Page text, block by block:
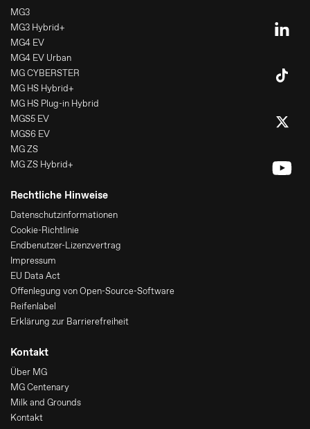
MG3
MG3 Hybrid+
MG4 EV
MG4 EV Urban
MG CYBERSTER
MG HS Hybrid+
MG HS Plug-in Hybrid
MGS5 EV
MGS6 EV
MG ZS
MG ZS Hybrid+
Rechtliche Hinweise
Datenschutzinformationen
Cookie-Richtlinie
Endbenutzer-Lizenzvertrag
Impressum
EU Data Act
Offenlegung von Open-Source-Software
Reifenlabel
Erklärung zur Barrierefreiheit
Kontakt
Über MG
MG Centenary
Milk and Grounds
Kontakt